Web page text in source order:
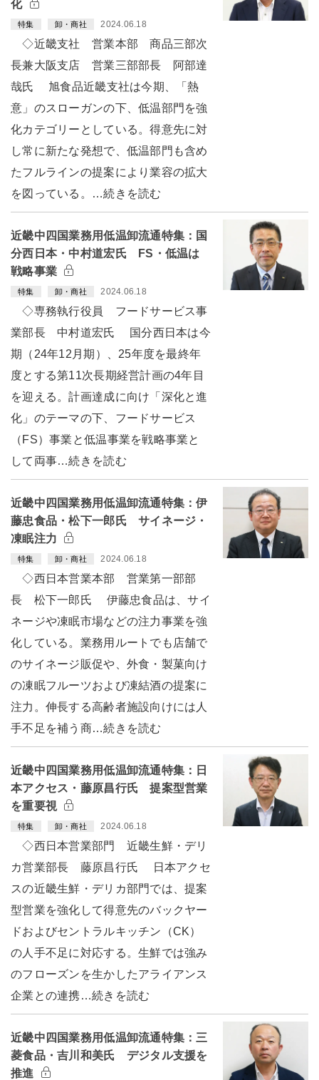
化
特集 卸・商社 2024.06.18
◇近畿支社 営業本部 商品三部次
長兼大阪支店 営業三部部長 阿部達
哉氏 旭食品近畿支社は今期、「熱
意」のスローガンの下、低温部門を強
化カテゴリーとしている。得意先に対
し常に新たな発想で、低温部門も含め
たフルラインの提案により業容の拡大
を図っている。…続きを読む
近畿中四国業務用低温卸流通特集：国
分西日本・中村道宏氏 FS・低温は
戦略事業
特集 卸・商社 2024.06.18
◇専務執行役員 フードサービス事
業部長 中村道宏氏 国分西日本は今
期（24年12月期）、25年度を最終年
度とする第11次長期経営計画の4年目
を迎える。計画達成に向け「深化と進
化」のテーマの下、フードサービス
（FS）事業と低温事業を戦略事業と
して両事…続きを読む
近畿中四国業務用低温卸流通特集：伊
藤忠食品・松下一郎氏 サイネージ・
凍眠注力
特集 卸・商社 2024.06.18
◇西日本営業本部 営業第一部部
長 松下一郎氏 伊藤忠食品は、サイ
ネージや凍眠市場などの注力事業を強
化している。業務用ルートでも店舗で
のサイネージ販促や、外食・製菓向け
の凍眠フルーツおよび凍結酒の提案に
注力。伸長する高齢者施設向けには人
手不足を補う商…続きを読む
近畿中四国業務用低温卸流通特集：日
本アクセス・藤原昌行氏 提案型営業
を重要視
特集 卸・商社 2024.06.18
◇西日本営業部門 近畿生鮮・デリ
カ営業部長 藤原昌行氏 日本アクセ
スの近畿生鮮・デリカ部門では、提案
型営業を強化して得意先のバックヤー
ドおよびセントラルキッチン（CK）
の人手不足に対応する。生鮮では強み
のフローズンを生かしたアライアンス
企業との連携…続きを読む
近畿中四国業務用低温卸流通特集：三
菱食品・吉川和美氏 デジタル支援を
推進